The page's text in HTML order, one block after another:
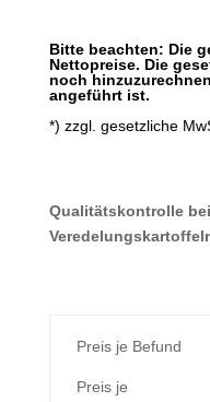
Bitte beachten: Die
Nettopreise. Die
noch
angeführt ist.
*) zzgl. gesetzliche
Qualitätskontrolle
Preis je Befund
Preis je